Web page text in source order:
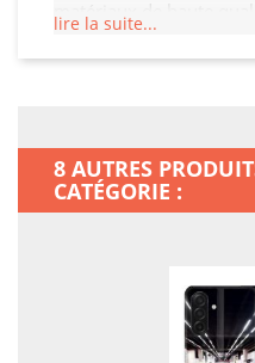
durabilité
facile à manipuler. Son
protection.
lire la suite...
8 AUTRES
CATÉGORIE :